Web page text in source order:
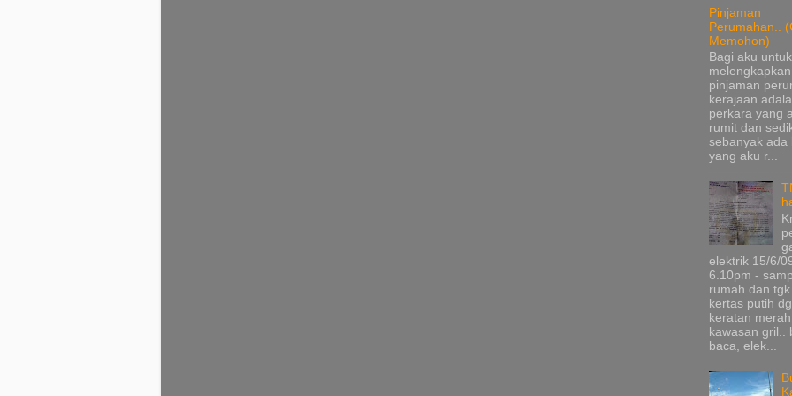
Pinjaman
Perumahan..
Memohon)
Bagi aku untuk
pinjaman
kerajaan
perkara yang
rumit dan
sebanyak ada
yang aku r...
elektrik 15/6/
6.10pm -
rumah dan
kertas putih
keratan
kawasan gril..
baca, elek...